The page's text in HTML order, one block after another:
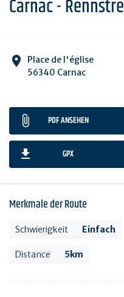
Carnac -
Place de l'église
56340 Carnac
PDF ANSEHEN
GPX
Merkmale der Route
Schwierigkeit Einfach
Distance 5km